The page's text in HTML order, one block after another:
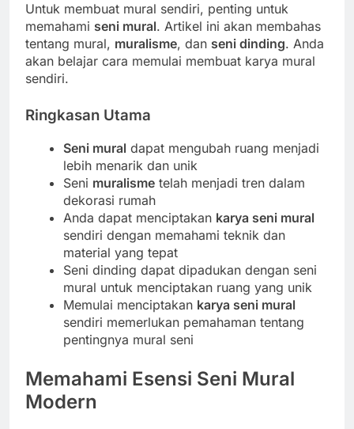
Untuk membuat mural sendiri, penting untuk
memahami seni mural. Artikel ini akan membahas
tentang mural, muralisme, dan seni dinding. Anda
akan belajar cara memulai membuat karya mural
sendiri.
Ringkasan Utama
Seni mural dapat mengubah ruang menjadi
lebih menarik dan unik
Seni muralisme telah menjadi tren dalam
dekorasi rumah
Anda dapat menciptakan karya seni mural
sendiri dengan memahami teknik dan
material yang tepat
Seni dinding dapat dipadukan dengan seni
mural untuk menciptakan ruang yang unik
Memulai menciptakan karya seni mural
sendiri memerlukan pemahaman tentang
pentingnya mural seni
Memahami Esensi Seni Mural
Modern